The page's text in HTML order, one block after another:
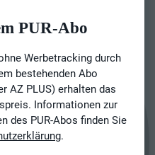
PUR-Abo
Werbetracking durch
bestehenden Abo
AZ PLUS) erhalten das
Informationen zur
des PUR-Abos finden Sie
.